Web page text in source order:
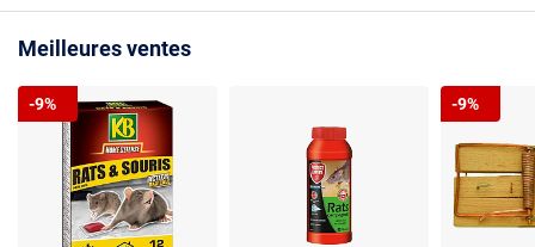
Meilleures ventes
-9% -9%